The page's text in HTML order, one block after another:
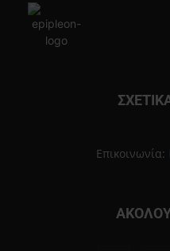
Επικοινωνία: